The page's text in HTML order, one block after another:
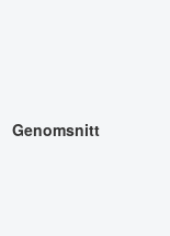
Genomsnitt